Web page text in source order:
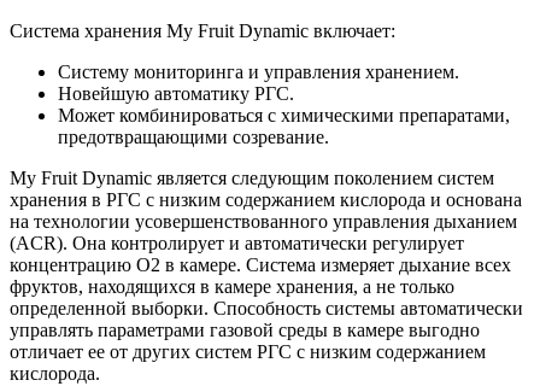
Система хранения My Fruit Dynamic включает:
Систему мониторинга и управления хранением.
Новейшую автоматику РГС.
Может комбинироваться с химическими препаратами,
предотвращающими созревание.
My Fruit Dynamic является следующим поколением систем
хранения в РГС с низким содержанием кислорода и основана
на технологии усовершенствованного управления дыханием
(ACR). Она контролирует и автоматически регулирует
концентрацию O2 в камере. Система измеряет дыхание всех
фруктов, находящихся в камере хранения, а не только
определенной выборки. Способность системы автоматически
управлять параметрами газовой среды в камере выгодно
отличает ее от других систем РГС с низким содержанием
кислорода.